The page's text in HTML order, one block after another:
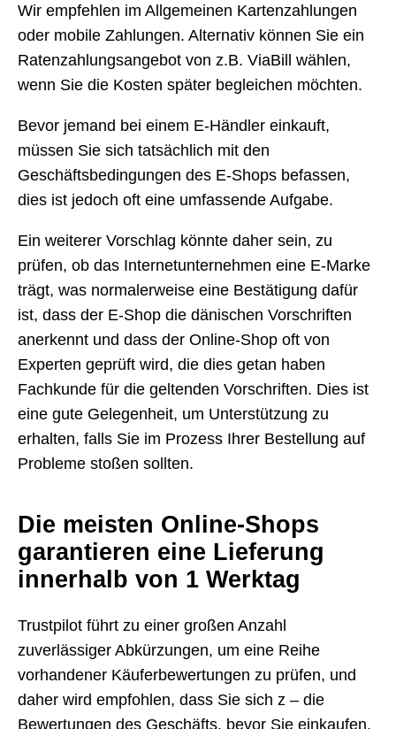
Wir empfehlen im Allgemeinen Kartenzahlungen
oder mobile Zahlungen. Alternativ können Sie ein
Ratenzahlungsangebot von z.B. ViaBill wählen,
wenn Sie die Kosten später begleichen möchten.
Bevor jemand bei einem E-Händler einkauft,
müssen Sie sich tatsächlich mit den
Geschäftsbedingungen des E-Shops befassen,
dies ist jedoch oft eine umfassende Aufgabe.
Ein weiterer Vorschlag könnte daher sein, zu
prüfen, ob das Internetunternehmen eine E-Marke
trägt, was normalerweise eine Bestätigung dafür
ist, dass der E-Shop die dänischen Vorschriften
anerkennt und dass der Online-Shop oft von
Experten geprüft wird, die dies getan haben
Fachkunde für die geltenden Vorschriften. Dies ist
eine gute Gelegenheit, um Unterstützung zu
erhalten, falls Sie im Prozess Ihrer Bestellung auf
Probleme stoßen sollten.
Die meisten Online-Shops
garantieren eine Lieferung
innerhalb von 1 Werktag
Trustpilot führt zu einer großen Anzahl
zuverlässiger Abkürzungen, um eine Reihe
vorhandener Käuferbewertungen zu prüfen, und
daher wird empfohlen, dass Sie sich z – die
Bewertungen des Geschäfts, bevor Sie einkaufen.